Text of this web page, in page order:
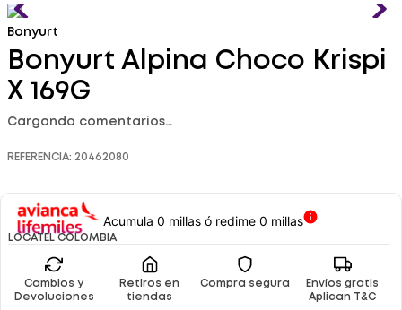
Bonyurt
Bonyurt Alpina Choco Krispi
X 169G
Cargando comentarios…
REFERENCIA: 20462080
Acumula 0 millas ó redime 0 millas
LOCATEL COLOMBIA
Cambios y
Devoluciones
Retiros en
tiendas
Compra segura
Envíos gratis
Aplican T&C